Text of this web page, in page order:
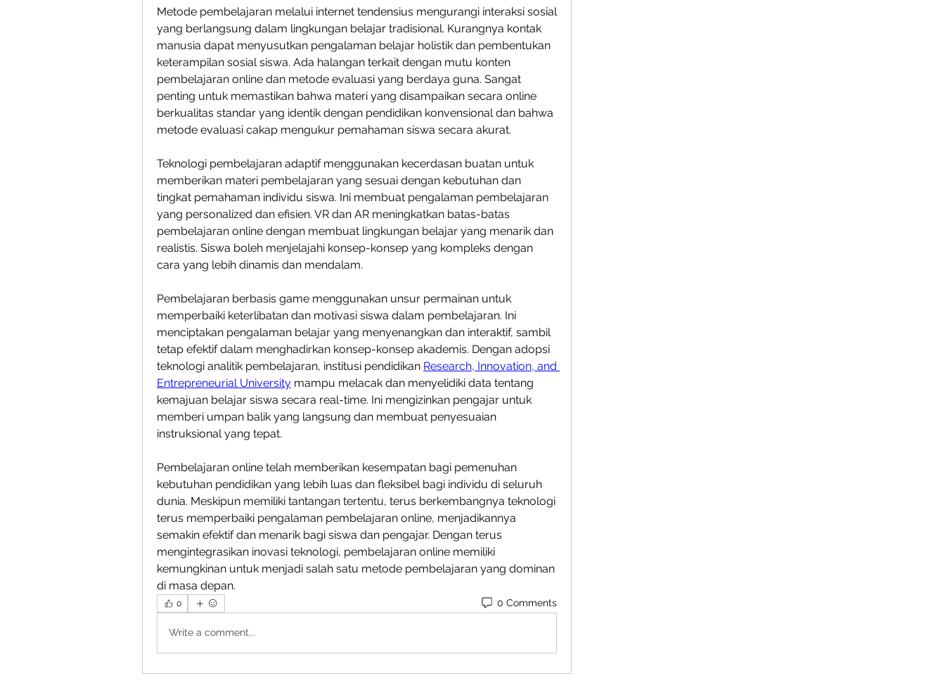
Metode pembelajaran melalui internet tendensius mengurangi interaksi sosial
yang berlangsung dalam lingkungan belajar tradisional. Kurangnya kontak
manusia dapat menyusutkan pengalaman belajar holistik dan pembentukan
keterampilan sosial siswa. Ada halangan terkait dengan mutu konten
pembelajaran online dan metode evaluasi yang berdaya guna. Sangat
penting untuk memastikan bahwa materi yang disampaikan secara online
berkualitas standar yang identik dengan pendidikan konvensional dan bahwa
metode evaluasi cakap mengukur pemahaman siswa secara akurat.
Teknologi pembelajaran adaptif menggunakan kecerdasan buatan untuk
memberikan materi pembelajaran yang sesuai dengan kebutuhan dan
tingkat pemahaman individu siswa. Ini membuat pengalaman pembelajaran
yang personalized dan efisien. VR dan AR meningkatkan batas-batas
pembelajaran online dengan membuat lingkungan belajar yang menarik dan
realistis. Siswa boleh menjelajahi konsep-konsep yang kompleks dengan
cara yang lebih dinamis dan mendalam.
Pembelajaran berbasis game menggunakan unsur permainan untuk
memperbaiki keterlibatan dan motivasi siswa dalam pembelajaran. Ini
menciptakan pengalaman belajar yang menyenangkan dan interaktif, sambil
tetap efektif dalam menghadirkan konsep-konsep akademis. Dengan adopsi
teknologi analitik pembelajaran, institusi pendidikan Research, Innovation, and
Entrepreneurial University mampu melacak dan menyelidiki data tentang
kemajuan belajar siswa secara real-time. Ini mengizinkan pengajar untuk
memberi umpan balik yang langsung dan membuat penyesuaian
instruksional yang tepat.
Pembelajaran online telah memberikan kesempatan bagi pemenuhan
kebutuhan pendidikan yang lebih luas dan fleksibel bagi individu di seluruh
dunia. Meskipun memiliki tantangan tertentu, terus berkembangnya teknologi
terus memperbaiki pengalaman pembelajaran online, menjadikannya
semakin efektif dan menarik bagi siswa dan pengajar. Dengan terus
mengintegrasikan inovasi teknologi, pembelajaran online memiliki
kemungkinan untuk menjadi salah satu metode pembelajaran yang dominan
di masa depan.
0 0 Comments
Write a comment...